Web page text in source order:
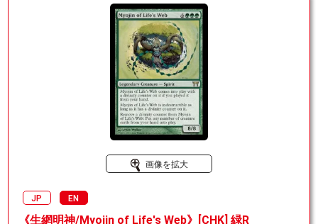
画像を拡大
JP EN
《生網明神/Myojin of Life's Web》[CHK] 緑R